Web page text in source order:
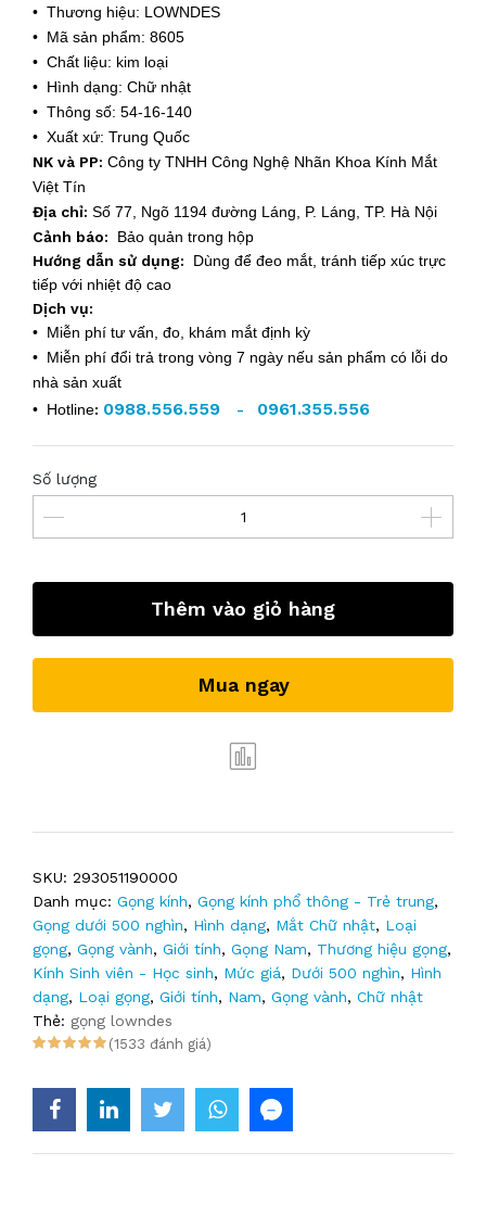
• Thương hiệu: LOWNDES
• Mã sản phẩm: 8605
• Chất liệu: kim loại
• Hình dạng: Chữ nhật
• Thông số: 54-16-140
• Xuất xứ: Trung Quốc
NK và PP: Công ty TNHH Công Nghệ Nhãn Khoa Kính Mắt
Việt Tín
Địa chỉ: Số 77, Ngõ 1194 đường Láng, P. Láng, TP. Hà Nội
Cảnh báo: Bảo quản trong hộp
Hướng dẫn sử dụng: Dùng để đeo mắt, tránh tiếp xúc trực
tiếp với nhiệt độ cao
Dịch vụ:
• Miễn phí tư vấn, đo, khám mắt định kỳ
• Miễn phí đổi trả trong vòng 7 ngày nếu sản phẩm có lỗi do
nhà sản xuất
• Hotline: 0988.556.559 - 0961.355.556
Số lượng
Thêm vào giỏ hàng
Mua ngay
SKU: 293051190000
Danh mục: Gọng kính, Gọng kính phổ thông - Trẻ trung,
Gọng dưới 500 nghìn, Hình dạng, Mắt Chữ nhật, Loại
gọng, Gọng vành, Giới tính, Gọng Nam, Thương hiệu gọng,
Kính Sinh viên - Học sinh, Mức giá, Dưới 500 nghìn, Hình
dạng, Loại gọng, Giới tính, Nam, Gọng vành, Chữ nhật
Thẻ: gọng lowndes
(1533 đánh giá)